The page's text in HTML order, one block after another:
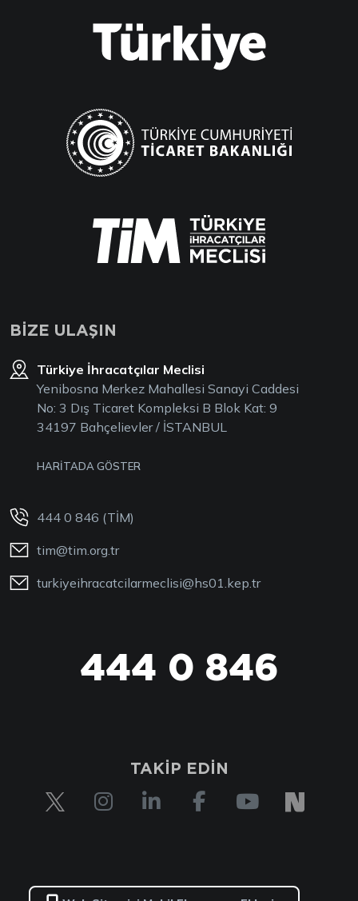
BİZE ULAŞIN
Türkiye İhracatçılar Meclisi
Yenibosna Merkez Mahallesi Sanayi Caddesi
No: 3 Dış Ticaret Kompleksi B Blok Kat: 9
34197 Bahçelievler / İSTANBUL
HARİTADA GÖSTER
444 0 846 (TİM)
tim@tim.org.tr
turkiyeihracatcilarmeclisi@hs01.kep.tr
444 0 846
TAKİP EDİN